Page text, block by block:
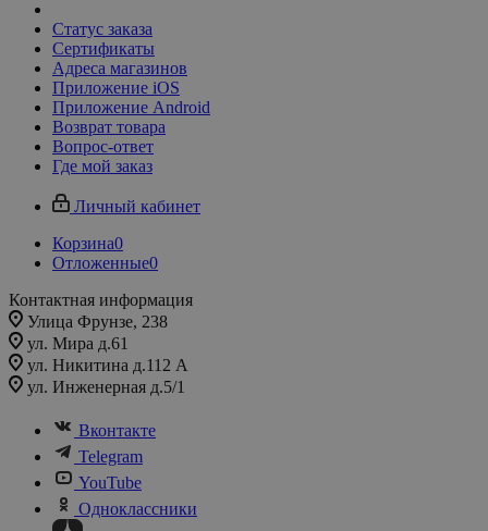
Статус заказа
Сертификаты
Адреса магазинов
Приложение iOS
Приложение Android
Возврат товара
Вопрос-ответ
Где мой заказ
Личный кабинет
Корзина0
Отложенные0
Контактная информация
Улица Фрунзе, 238​
ул. Мира д.61
ул. Никитина д.112 А
ул. Инженерная д.5/1
Вконтакте
Telegram
YouTube
Одноклассники